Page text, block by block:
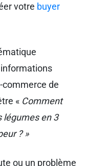
votre buyer
commerce de
« Comment
légumes en 3
? »
ou un problème